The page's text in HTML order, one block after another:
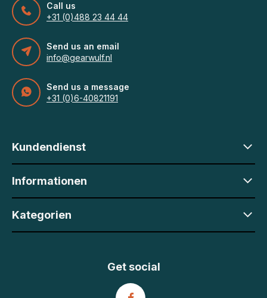
Call us
+31 (0)488 23 44 44
Send us an email
info@gearwulf.nl
Send us a message
+31 (0)6-40821191
Kundendienst
Informationen
Kategorien
Get social